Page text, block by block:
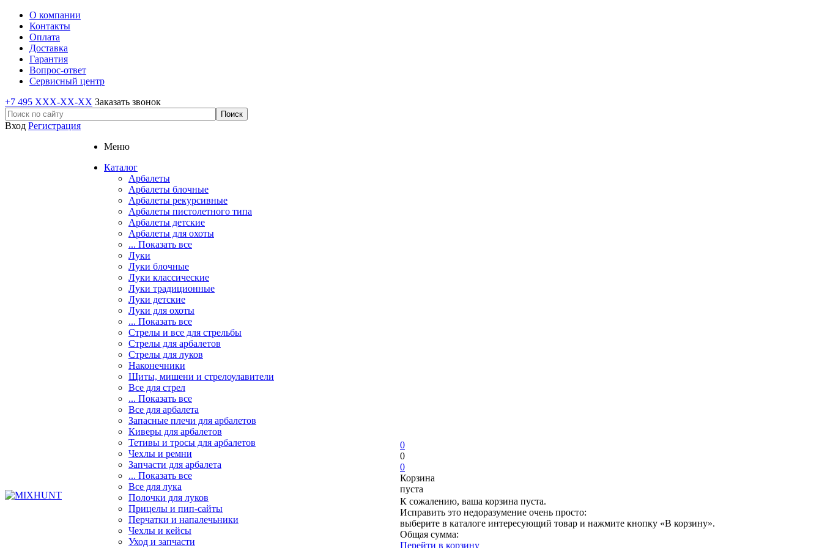
О компании
Контакты
Оплата
Доставка
Гарантия
Вопрос-ответ
Сервисный центр
+7 495 XXX-XX-XX Заказать звонок
Вход Регистрация
Меню
Каталог
Арбалеты
Арбалеты блочные
Арбалеты рекурсивные
Арбалеты пистолетного типа
Арбалеты детские
Арбалеты для охоты
... Показать все
Луки
Луки блочные
Луки классические
Луки традиционные
Луки детские
Луки для охоты
... Показать все
Стрелы и все для стрельбы
Стрелы для арбалетов
Стрелы для луков
Наконечники
Щиты, мишени и стрелоулавители
Все для стрел
... Показать все
Все для арбалета
Запасные плечи для арбалетов
Киверы для арбалетов
Тетивы и тросы для арбалетов
Чехлы и ремни
Запчасти для арбалета
... Показать все
Все для лука
Полочки для луков
Прицелы и пип-сайты
Перчатки и напалечьники
Чехлы и кейсы
Уход и запчасти
0
0
0
Корзина
пуста
К сожалению, ваша корзина пуста.
Исправить это недоразумение очень просто:
выберите в каталоге интересующий товар и нажмите кнопку «В корзину».
Общая сумма:
Перейти в корзину